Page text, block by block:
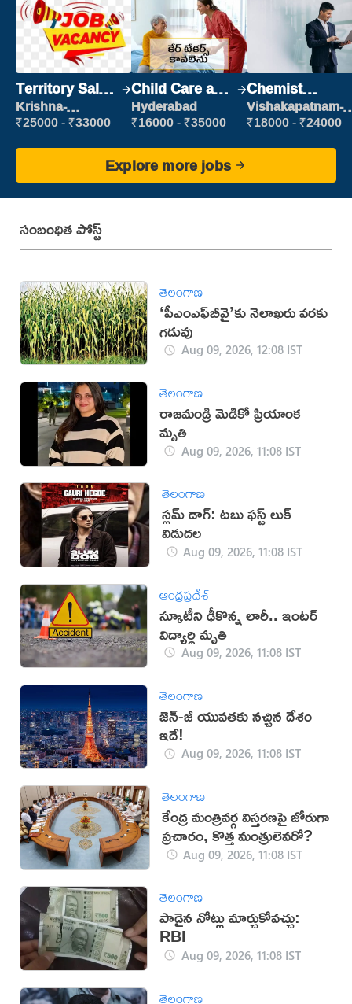
Territory Sales
Manager
Krishna-
vijayawada
₹25000 - ₹33000
Child Care and
Patient care
Hyderabad
₹16000 - ₹35000
Chemist
Production
Executive
Vishakapatnam-
new
₹18000 - ₹24000
Explore more jobs
సంబంధిత పోస్ట్
తెలంగాణ
‘పీఎంఎఫ్‌బీవై’కు నెలాఖరు వరకు
గడువు
Aug 09, 2026, 12:08 IST
తెలంగాణ
రాజమండ్రి మెడికో ప్రియాంక
మృతి
Aug 09, 2026, 11:08 IST
తెలంగాణ
స్లమ్ డాగ్: టబు ఫస్ట్ లుక్
విడుదల
Aug 09, 2026, 11:08 IST
ఆంధ్రప్రదేశ్
స్కూటీని ఢీకొన్న లారీ.. ఇంటర్‌
విద్యార్థి మృతి
Aug 09, 2026, 11:08 IST
తెలంగాణ
జెన్-జీ యువతకు నచ్చిన దేశం
ఇదే!
Aug 09, 2026, 11:08 IST
తెలంగాణ
కేంద్ర మంత్రివర్గ విస్తరణపై జోరుగా
ప్రచారం, కొత్త మంత్రులెవరో?
Aug 09, 2026, 11:08 IST
తెలంగాణ
పాడైన నోట్లు మార్చుకోవచ్చు:
RBI
Aug 09, 2026, 11:08 IST
తెలంగాణ